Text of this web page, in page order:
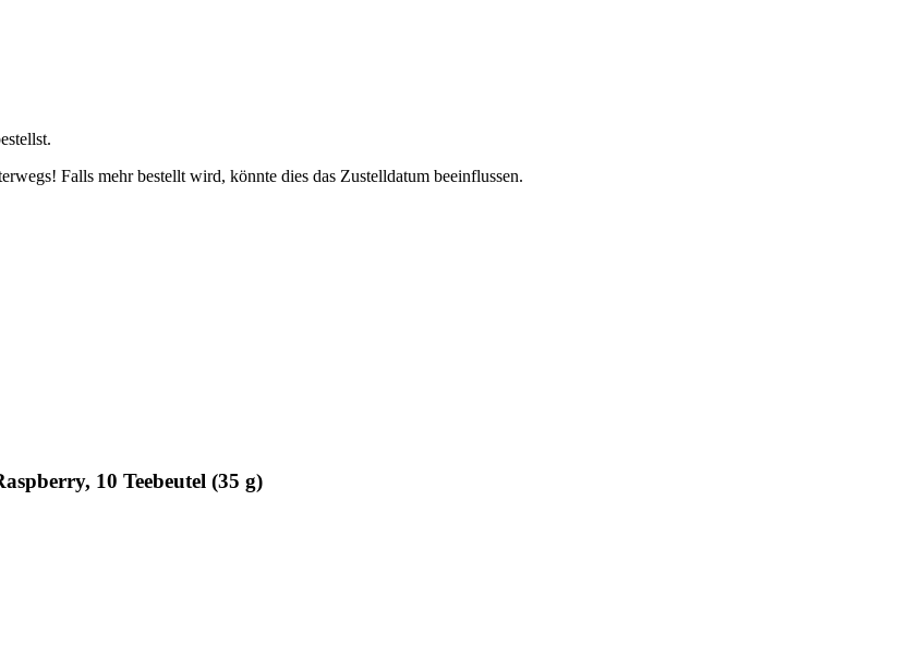
Falls mehr bestellt wird, könnte dies das Zustelldatum beeinflussen.
10 Teebeutel (35 g)